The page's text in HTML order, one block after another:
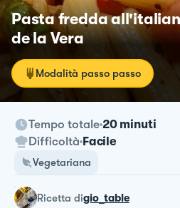
Pasta fredda
de la Vera
Modalità passo passo
Tempo totale 20 minuti
Difficoltà Facile
Vegetariana
ricetta digio_table